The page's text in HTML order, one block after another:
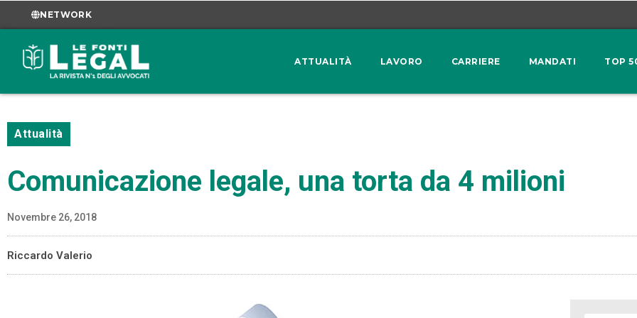
NETWORK
ATTUALITÀ LAVORO CARRIERE MANDATI TOP
Attualità
Comunicazione legale, una torta da 4 milioni
Novembre 26, 2018
Riccardo Valerio